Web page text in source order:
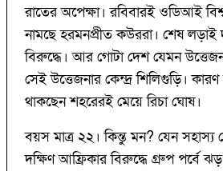
রাতের অপেক্ষা। রবিবারই ওডিআই
নামছে হরমনপ্রীত কউররা। শেষ লড়াই
বিরুদ্ধে। আর গোটা দেশ যেমন
সেই উত্তেজনার কেন্দ্র শিলিগুড়ি।
থাকছেন শহরেরই মেয়ে রিচা ঘোষ।
বয়স মাত্র ২২। কিন্তু মন? যেন সহাস্য
দক্ষিণ আফ্রিকার বিরুদ্ধে গ্রুপ পর্বে